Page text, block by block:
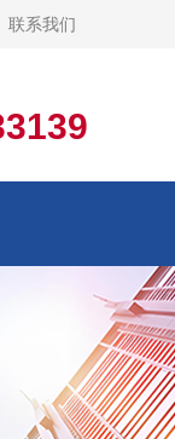
联系我们